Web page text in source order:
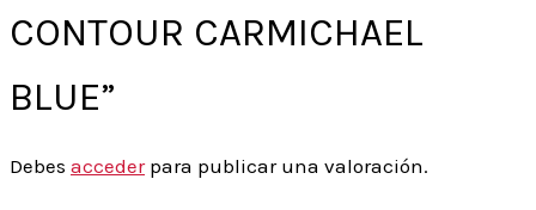
CONTOUR CARMICHAEL
BLUE”
Debes accederpara publicar una valoración.